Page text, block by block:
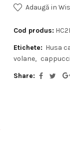
Adaugă in
Cod produs:
Etichete: Husa
volane
Share: